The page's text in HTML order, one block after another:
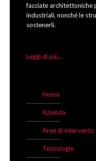
facciate architettoniche
industriali, nonché le
sostenerli.
Leggi di più...
Home
Azienda
Aree di intervento
Tecnologie